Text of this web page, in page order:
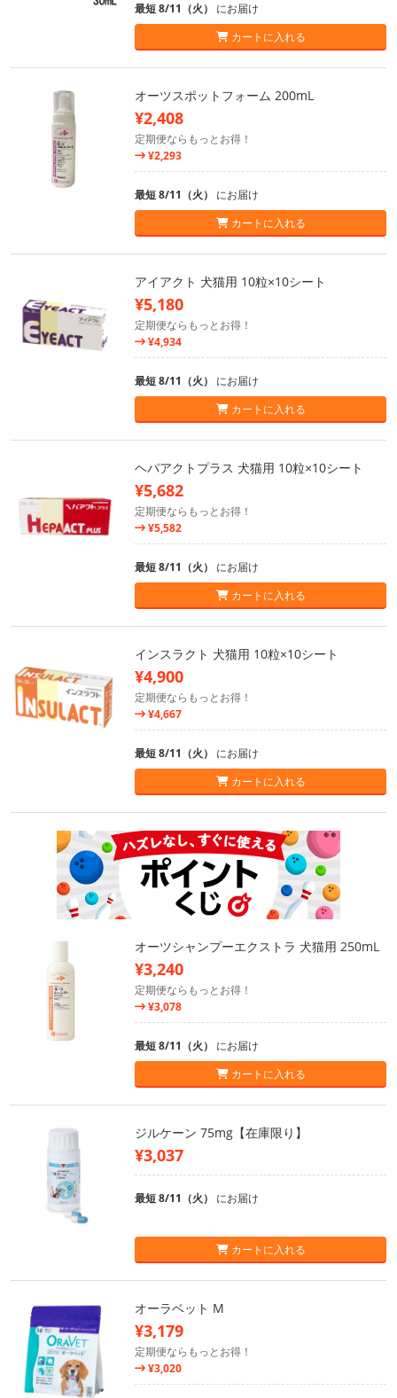
最短 8/11（火） にお届け
カートに入れる
オーツスポットフォーム 200mL
¥2,408
定期便ならもっとお得！
¥2,293
最短 8/11（火） にお届け
カートに入れる
アイアクト 犬猫用 10粒×10シート
¥5,180
定期便ならもっとお得！
¥4,934
最短 8/11（火） にお届け
カートに入れる
ヘパアクトプラス 犬猫用 10粒×10シート
¥5,682
定期便ならもっとお得！
¥5,582
最短 8/11（火） にお届け
カートに入れる
インスラクト 犬猫用 10粒×10シート
¥4,900
定期便ならもっとお得！
¥4,667
最短 8/11（火） にお届け
カートに入れる
オーツシャンプーエクストラ 犬猫用 250mL
¥3,240
定期便ならもっとお得！
¥3,078
最短 8/11（火） にお届け
カートに入れる
ジルケーン 75mg【在庫限り】
¥3,037
最短 8/11（火） にお届け
カートに入れる
オーラベット M
¥3,179
定期便ならもっとお得！
¥3,020